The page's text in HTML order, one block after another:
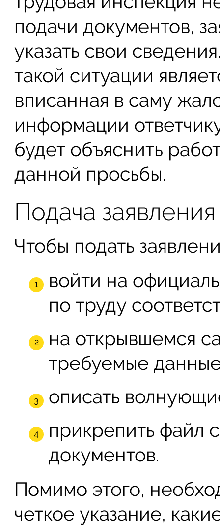
подачи документов,
указать свои
такой ситуации
вписанная в саму
информации
будет объяснить
данной просьбы.
Подача
Чтобы подать
войти на
по труду
на открывшемся
требуемые
описать
прикрепить файл
документов.
Помимо этого,
четкое указание,